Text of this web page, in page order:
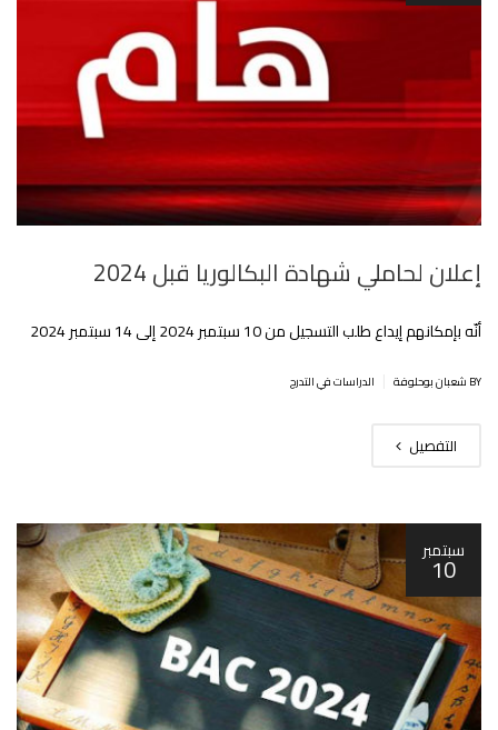
إعلان لحاملي شهادة البكالوريا قبل 2024
أنّه بإمكانهم إيداع طلب التسجيل من 10 سبتمبر 2024 إلى 14 سبتمبر 2024
BY شعبان بوحلوفة الدراسات في التدرج
التفصيل
سبتمبر
10